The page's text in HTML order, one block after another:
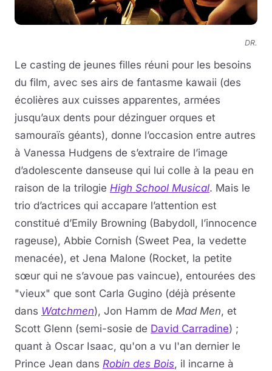
DR.
Le casting de jeunes filles réuni pour les besoins
du film, avec ses airs de fantasme kawaii (des
écolières aux cuisses apparentes, armées
jusqu’aux dents pour dézinguer orques et
samouraïs géants), donne l’occasion entre autres
à Vanessa Hudgens de s’extraire de l’image
d’adolescente danseuse qui lui colle à la peau en
raison de la trilogie High School Musical. Mais le
trio d’actrices qui accapare l’attention est
constitué d’Emily Browning (Babydoll, l’innocence
rageuse), Abbie Cornish (Sweet Pea, la vedette
menacée), et Jena Malone (Rocket, la petite
sœur qui ne s’avoue pas vaincue), entourées des
"vieux" que sont Carla Gugino (déjà présente
dans Watchmen), Jon Hamm de Mad Men, et
Scott Glenn (semi-sosie de David Carradine) ;
quant à Oscar Isaac, qu'on a vu l'an dernier le
Prince Jean dans Robin des Bois, il incarne à